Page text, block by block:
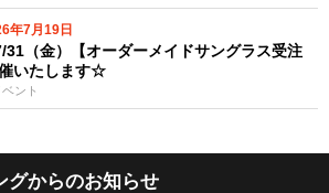
年7月19日
ント
（金）【オーダーメイドサングラス受注
いたします☆
グからのお知らせ